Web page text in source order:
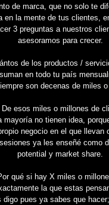
de marca, que no solo te
en la mente de tus clientes,
3 preguntas a nuestros
asesoramos para crecer.
de los productos /
en todo tu país
son decenas de miles o
De esos miles o millones de
mayoría no tienen idea,
negocio en el que llevan
ya les enseñé como
potential y market share.
qué si hay X miles o
la que estas
digo pues ya sabes que